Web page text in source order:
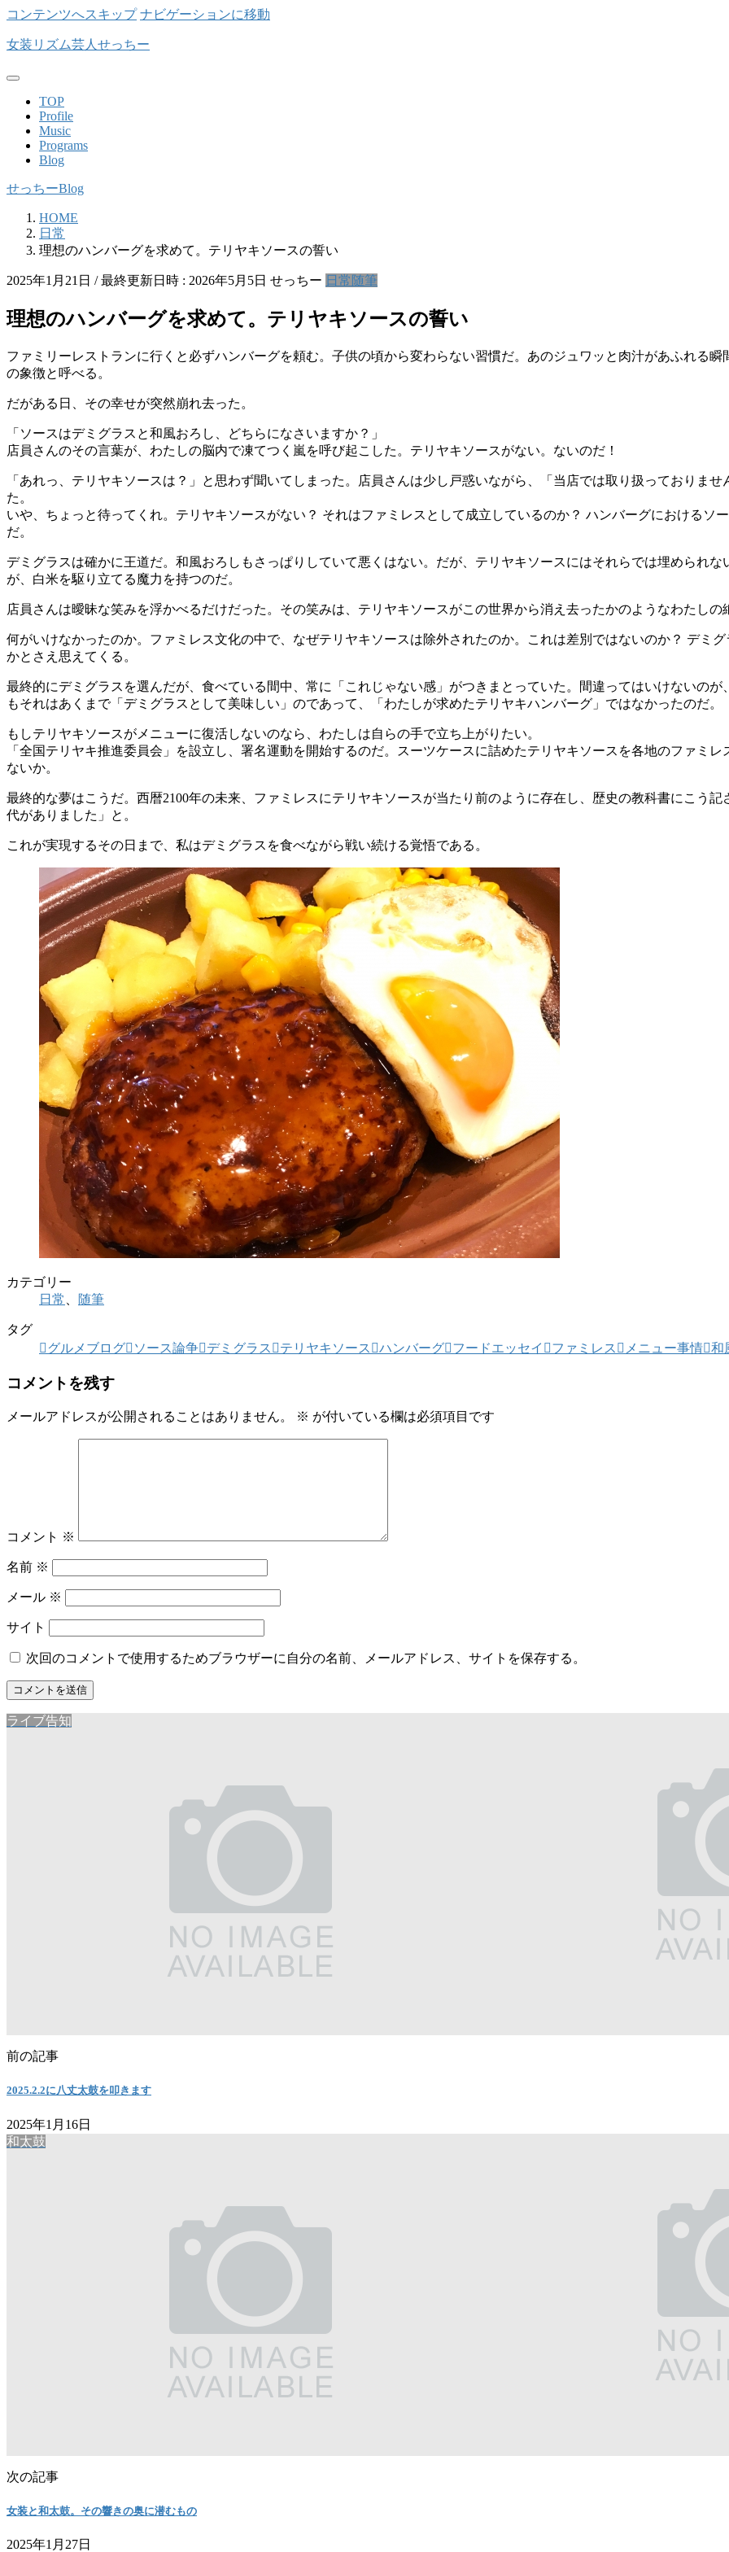
コンテンツへスキップ ナビゲーションに移動
女装リズム芸人せっちー
TOP
Profile
Music
Programs
Blog
せっちーBlog
HOME
日常
理想のハンバーグを求めて。テリヤキソースの誓い
2025年1月21日 / 最終更新日時 : 2026年5月5日 せっちー 日常 随筆
理想のハンバーグを求めて。テリヤキソースの誓い
ファミリーレストランに行くと必ずハンバーグを頼む。子供の頃から変わらない習慣だ。あのジュワッと肉汁があふれる
の象徴と呼べる。
だがある日、その幸せが突然崩れ去った。
「ソースはデミグラスと和風おろし、どちらになさいますか？」
店員さんのその言葉が、わたしの脳内で凍てつく嵐を呼び起こした。テリヤキソースがない。ないのだ！
「あれっ、テリヤキソースは？」と思わず聞いてしまった。店員さんは少し戸惑いながら、「当店では取り扱っておりま
た。
いや、ちょっと待ってくれ。テリヤキソースがない？ それはファミレスとして成立しているのか？ ハンバーグにおけるソ
だ。
デミグラスは確かに王道だ。和風おろしもさっぱりしていて悪くはない。だが、テリヤキソースにはそれらでは埋められ
が、白米を駆り立てる魔力を持つのだ。
店員さんは曖昧な笑みを浮かべるだけだった。その笑みは、テリヤキソースがこの世界から消え去ったかのようなわたしの
何がいけなかったのか。ファミレス文化の中で、なぜテリヤキソースは除外されたのか。これは差別ではないのか？ デミ
かとさえ思えてくる。
最終的にデミグラスを選んだが、食べている間中、常に「これじゃない感」がつきまとっていた。間違ってはいけないの
もそれはあくまで「デミグラスとして美味しい」のであって、「わたしが求めたテリヤキハンバーグ」ではなかったのだ。
もしテリヤキソースがメニューに復活しないのなら、わたしは自らの手で立ち上がりたい。
「全国テリヤキ推進委員会」を設立し、署名運動を開始するのだ。スーツケースに詰めたテリヤキソースを各地のファミ
ないか。
最終的な夢はこうだ。西暦2100年の未来、ファミレスにテリヤキソースが当たり前のように存在し、歴史の教科書にこ
代がありました」と。
これが実現するその日まで、私はデミグラスを食べながら戦い続ける覚悟である。
カテゴリー
日常
随筆
タグ
グルメブログ
ソース論争 デミグラス テリヤキソース ハンバーグ フードエッセイ ファミレス メニュー事情 和
コメントを残す
メールアドレスが公開されることはありません。 ※ が付いている欄は必須項目です
コメント ※
名前 ※
メール ※
サイト
次回のコメントで使用するためブラウザーに自分の名前、メールアドレス、サイトを保存する。
ライブ告知
前の記事
2025.2.2に八丈太鼓を叩きます
2025年1月16日
和太鼓
次の記事
女装と和太鼓。その響きの奥に潜むもの
2025年1月27日